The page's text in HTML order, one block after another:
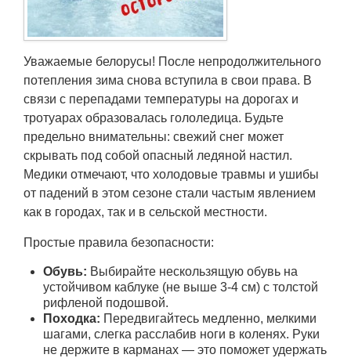
Погода
Еще
Уважаемые белорусы! После непродолжительного
потепления зима снова вступила в свои права. В
связи с перепадами температуры на дорогах и
тротуарах образовалась гололедица. Будьте
предельно внимательны: свежий снег может
скрывать под собой опасный ледяной настил.
Медики отмечают, что холодовые травмы и ушибы
от падений в этом сезоне стали частым явлением
как в городах, так и в сельской местности.
Простые правила безопасности:
Обувь: Выбирайте нескользящую обувь на
устойчивом каблуке (не выше 3-4 см) с толстой
рифленой подошвой.
Походка: Передвигайтесь медленно, мелкими
шагами, слегка расслабив ноги в коленях. Руки
не держите в карманах — это поможет удержать